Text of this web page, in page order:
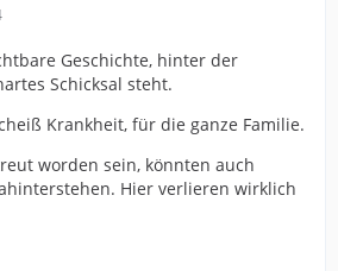
Geschichte, hinter der
Schicksal steht.
Krankheit, für die ganze Familie.
worden sein, könnten auch
Hier verlieren wirklich